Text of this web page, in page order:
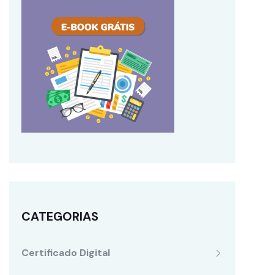
CATEGORIAS
Certificado Digital